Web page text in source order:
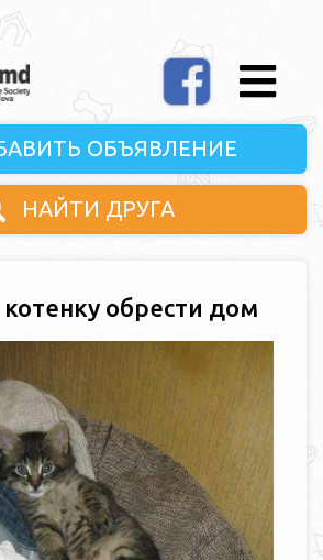
ОБЪЯВЛЕНИЕ
НАЙТИ ДРУГА
обрести дом